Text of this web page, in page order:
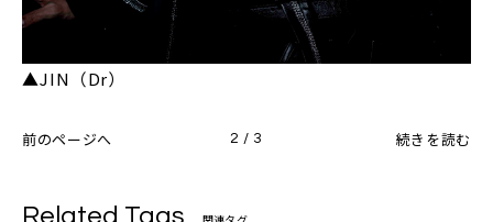
▲JIN（Dr）
前のページへ 2 / 3 続きを読む
Related Tags